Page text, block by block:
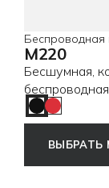
M220
Бесшумная,
Charcoal
Red
ВЫБРАТЬ